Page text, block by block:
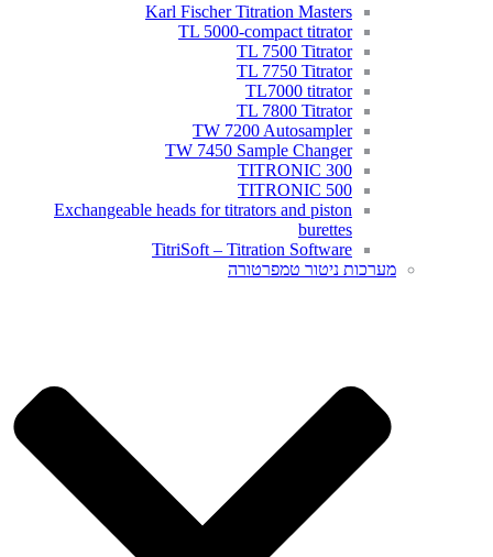
Karl Fischer Titration Masters
TL 5000-compact titrator
TL 7500 Titrator
TL 7750 Titrator
TL7000 titrator
TL 7800 Titrator
TW 7200 Autosampler
TW 7450 Sample Changer
TITRONIC 300
TITRONIC 500
Exchangeable heads for titrators and piston
burettes
TitriSoft – Titration Software
מערכות ניטור טמפרטורה